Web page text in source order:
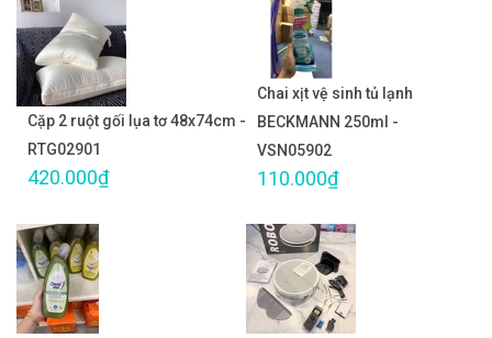
Cặp 2 ruột gối lụa tơ 48x74cm -
RTG02901
420.000₫
Chai xịt vệ sinh tủ lạnh
BECKMANN 250ml -
VSN05902
110.000₫